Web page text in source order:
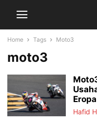
Home Tags Moto3
moto3
Eropa
Hafid